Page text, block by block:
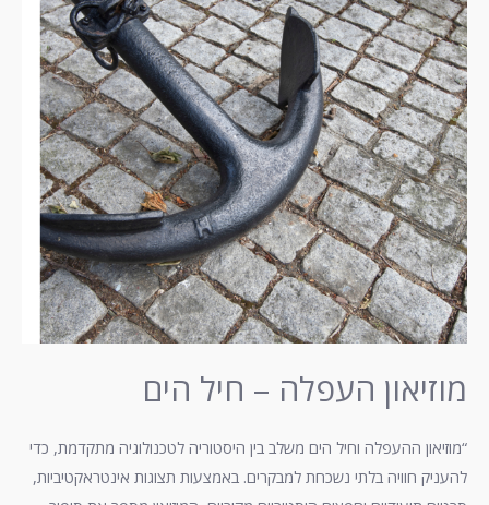
מוזיאון העפלה – חיל הים
“מוזיאון ההעפלה וחיל הים משלב בין היסטוריה לטכנולוגיה מתקדמת, כדי
להעניק חוויה בלתי נשכחת למבקרים. באמצעות תצוגות אינטראקטיביות,
הים